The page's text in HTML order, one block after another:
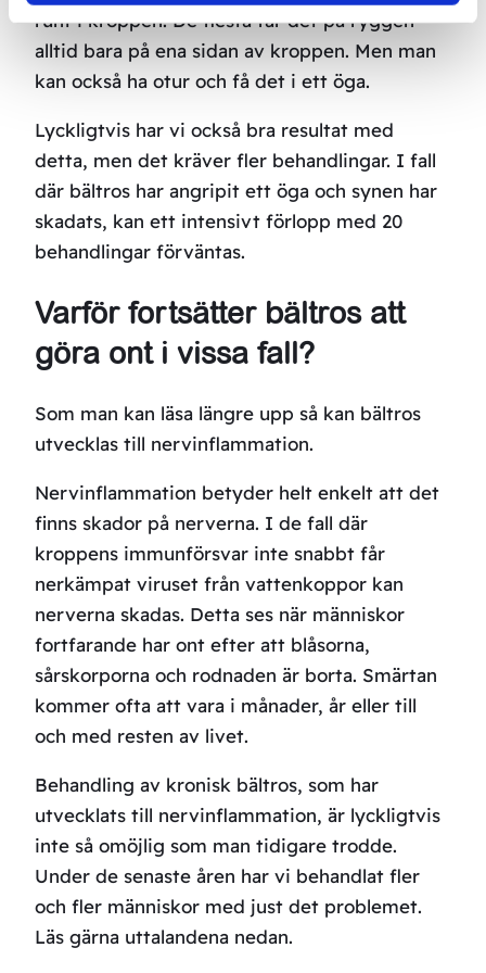
runt i kroppen. De flesta får det på ryggen –
alltid bara på ena sidan av kroppen. Men man
kan också ha otur och få det i ett öga.
Lyckligtvis har vi också bra resultat med
detta, men det kräver fler behandlingar. I fall
där bältros har angripit ett öga och synen har
skadats, kan ett intensivt förlopp med 20
behandlingar förväntas.
Varför fortsätter bältros att
göra ont i vissa fall?
Som man kan läsa längre upp så kan bältros
utvecklas till nervinflammation.
Nervinflammation betyder helt enkelt att det
finns skador på nerverna. I de fall där
kroppens immunförsvar inte snabbt får
nerkämpat viruset från vattenkoppor kan
nerverna skadas. Detta ses när människor
fortfarande har ont efter att blåsorna,
sårskorporna och rodnaden är borta. Smärtan
kommer ofta att vara i månader, år eller till
och med resten av livet.
Behandling av kronisk bältros, som har
utvecklats till nervinflammation, är lyckligtvis
inte så omöjlig som man tidigare trodde.
Under de senaste åren har vi behandlat fler
och fler människor med just det problemet.
Läs gärna uttalandena nedan.